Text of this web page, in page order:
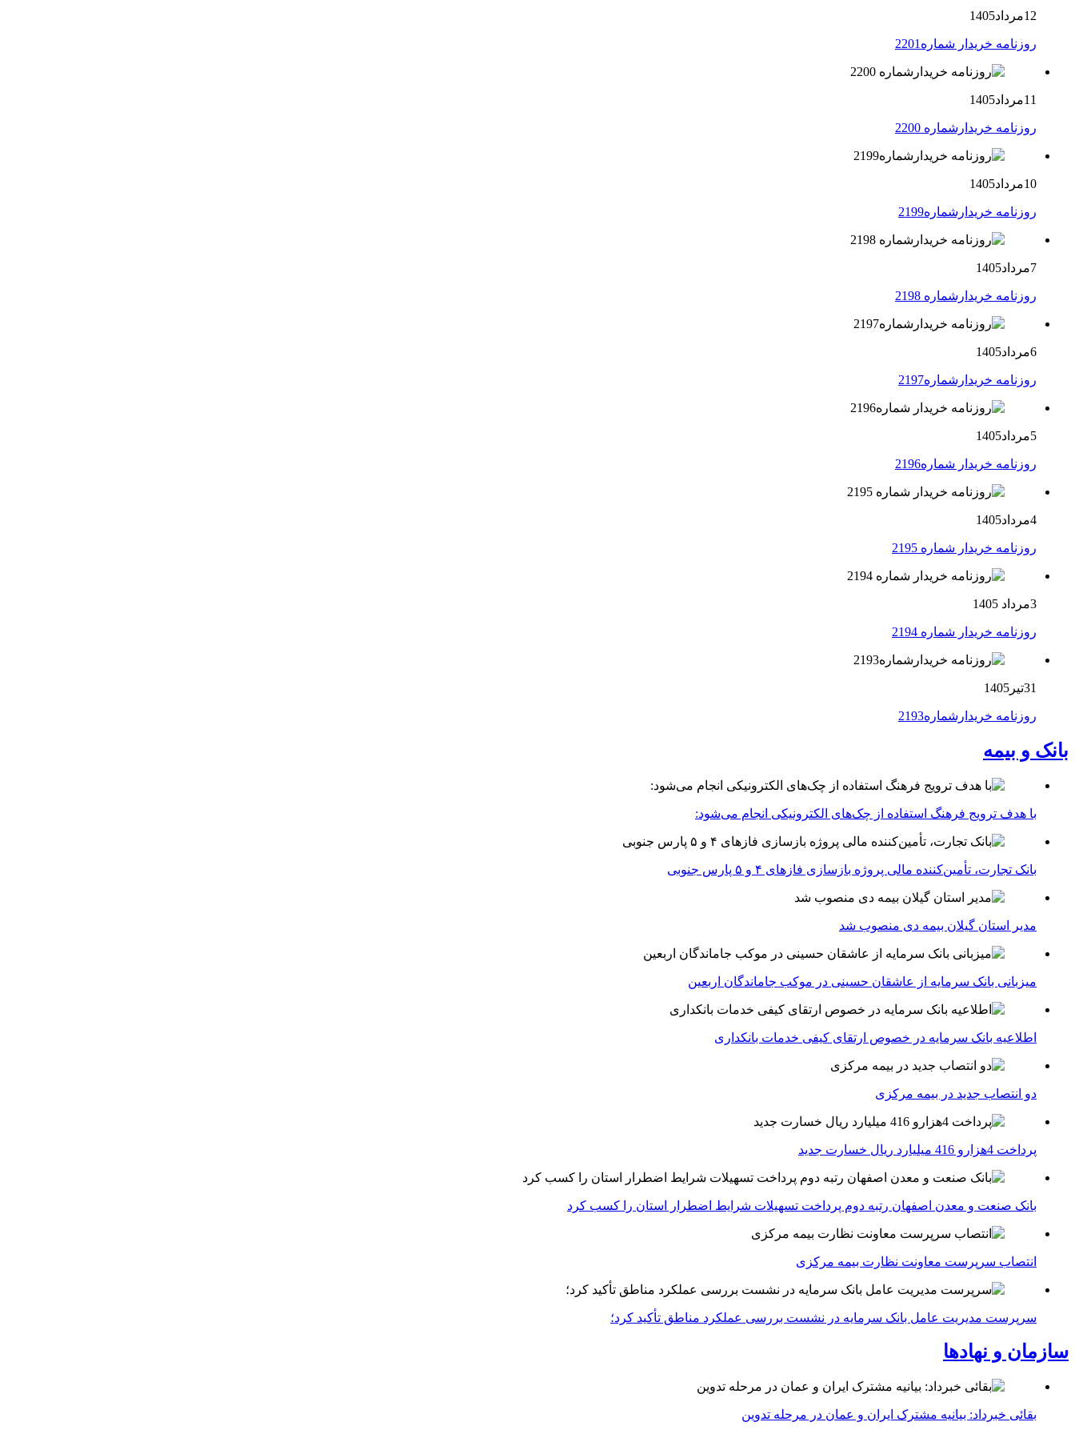
12مرداد1405
روزنامه خریدار شماره2201
11مرداد1405
روزنامه خریدارشماره 2200
10مرداد1405
روزنامه خریدارشماره2199
7مرداد1405
روزنامه خریدارشماره 2198
6مرداد1405
روزنامه خریدارشماره2197
5مرداد1405
روزنامه خریدار شماره2196
4مرداد1405
روزنامه خریدار شماره 2195
3مرداد 1405
روزنامه خریدار شماره 2194
31تیر1405
روزنامه خریدارشماره2193
بانک و بیمه
با هدف ترویج فرهنگ استفاده از چک‌های الکترونیکی انجام می‌شود:
بانک تجارت، تأمین‌کننده مالی پروژه بازسازی فازهای ۴ و ۵ پارس جنوبی
مدیر استان گیلان بیمه دی منصوب شد
میزبانی بانک سرمایه از عاشقان حسینی در موکب جاماندگان اربعین
اطلاعیه بانک سرمایه در خصوص ارتقای کیفی خدمات بانکداری
دو انتصاب جدید در بیمه مركزی
پرداخت 4هزارو 416 میلیارد ریال خسارت جدید
بانک صنعت و معدن اصفهان رتبه دوم پرداخت تسهیلات شرایط اضطرار استان را کسب کرد
انتصاب سرپرست معاونت نظارت بیمه مرکزی
سرپرست مدیریت عامل بانک سرمایه در نشست بررسی عملکرد مناطق تأکید کرد؛
سازمان و نهادها
بقائی خبرداد: بیانیه مشترک ایران و عمان در مرحله تدوین